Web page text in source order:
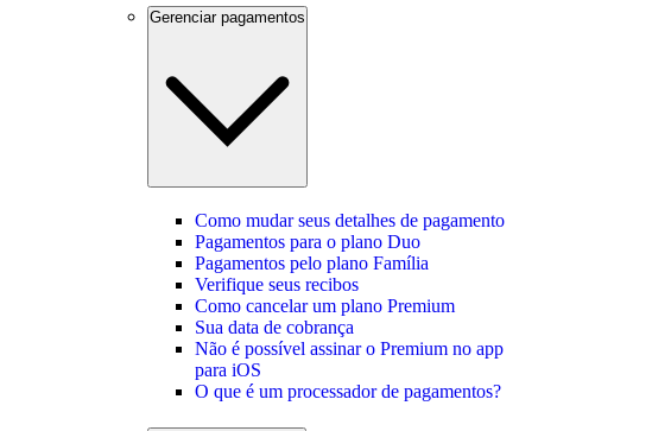
Gerenciar pagamentos
Como mudar seus detalhes de pagamento
Pagamentos para o plano Duo
Pagamentos pelo plano Família
Verifique seus recibos
Como cancelar um plano Premium
Sua data de cobrança
Não é possível assinar o Premium no app
para iOS
O que é um processador de pagamentos?